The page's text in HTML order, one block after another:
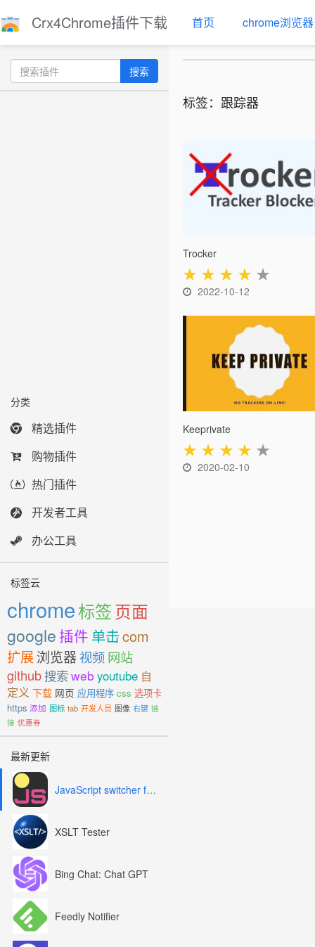
Crx4Chrome插件下载 首页 chrome浏览器
搜索
分类
精选插件
购物插件
热门插件
开发者工具
办公工具
标签云
chrome标签页面
google 插件 单击com
扩展浏览器 视频网站
github搜索web youtube 自
定义 下载 网页 应用程序 css 选项卡
https 添加 图标 tab 开发人员 图像 右键 链
接 优惠券
最新更新
JavaScript switcher for SEO and development
XSLT Tester
Bing Chat: Chat GPT
Feedly Notifier
标签：跟踪器
Trocker
★ ★ ★ ★ ★
2022-10-12
Keeprivate
★ ★ ★ ★ ★
2020-02-10